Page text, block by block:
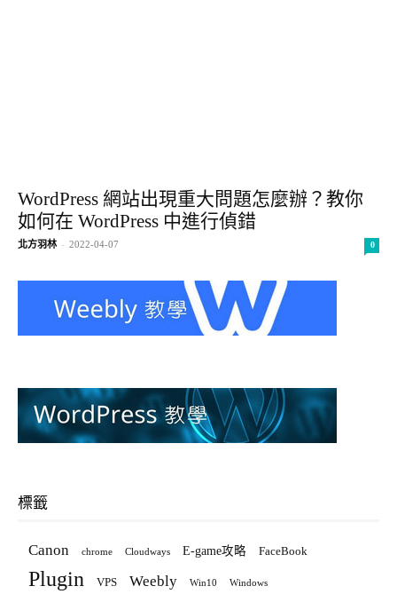
WordPress 網站出現重大問題怎麼辦？教你
如何在 WordPress 中進行偵錯
北方羽林 - 2022-04-07 0
標籤
Canon chrome Cloudways E-game攻略 FaceBook
Plugin VPS Weebly Win10 Windows